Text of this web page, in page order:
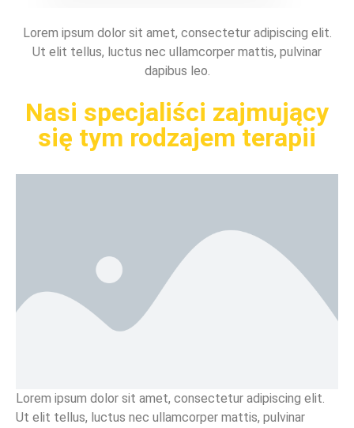
Lorem ipsum dolor sit amet, consectetur adipiscing elit.
Ut elit tellus, luctus nec ullamcorper mattis, pulvinar
dapibus leo.
Nasi specjaliści zajmujący
się tym rodzajem terapii
Lorem ipsum dolor sit amet, consectetur adipiscing elit.
Ut elit tellus, luctus nec ullamcorper mattis, pulvinar